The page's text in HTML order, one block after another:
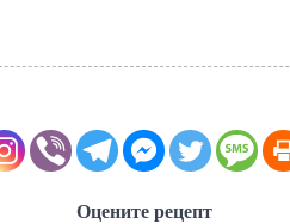
Оцените рецепт